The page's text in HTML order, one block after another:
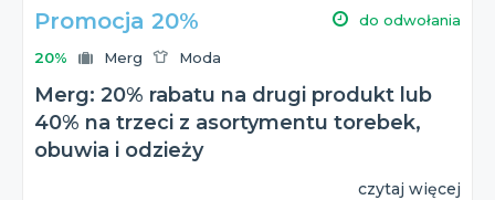
Promocja 20% do odwołania
20% Merg Moda
Merg: 20% rabatu na drugi produkt lub
40% na trzeci z asortymentu torebek,
obuwia i odzieży
czytaj więcej